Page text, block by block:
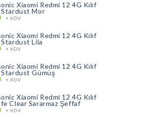
Xiaomi Redmi 12 4G Kılıf
Stardust Mor
+ KDV
Xiaomi Redmi 12 4G Kılıf
Lila
+ KDV
Xiaomi Redmi 12 4G Kılıf
Gümüş
+ KDV
Xiaomi Redmi 12 4G Kılıf
Clear Sararmaz Şeffaf
+ KDV